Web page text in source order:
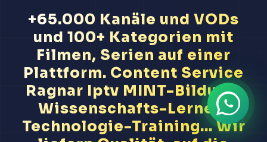
+65.000 Kanäle und VODs
und 100+ Kategorien mit
Filmen, Serien auf einer
Plattform. Content Service
Ragnar Iptv MINT-Bildung,
Wissenschafts-Lernen,
Technologie-Training... Wir